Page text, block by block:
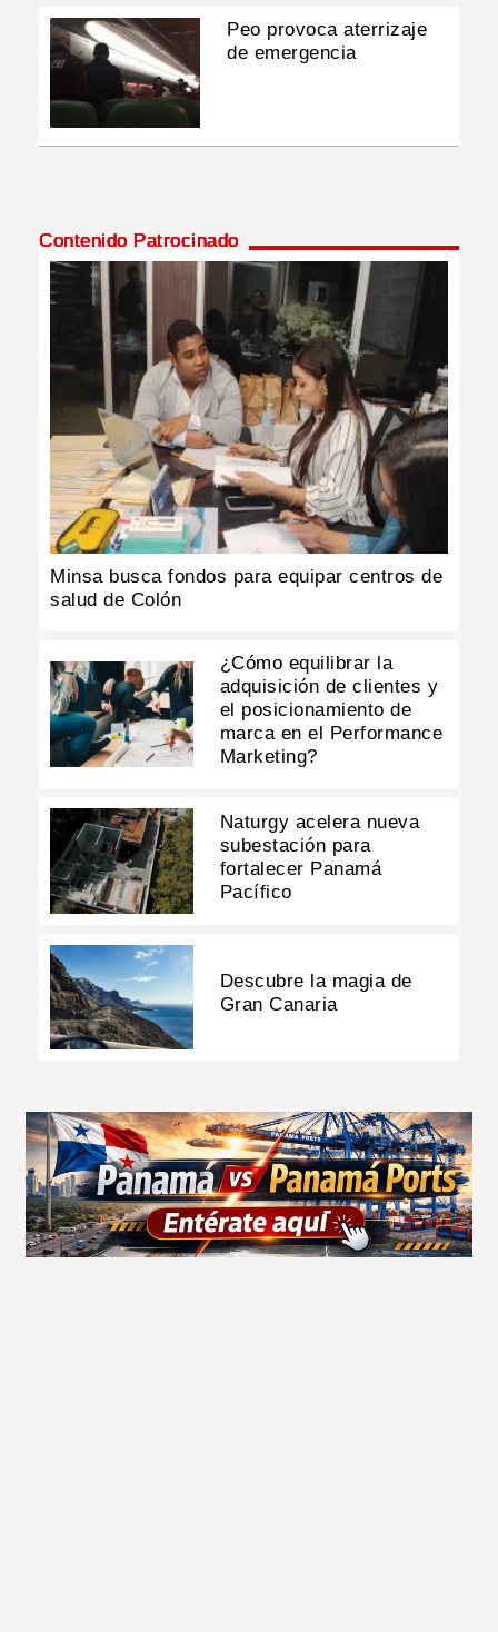
Peo provoca aterrizaje
de emergencia
Contenido Patrocinado
Minsa busca fondos para equipar centros de
salud de Colón
¿Cómo equilibrar la
adquisición de clientes y
el posicionamiento de
marca en el Performance
Marketing?
Naturgy acelera nueva
subestación para
fortalecer Panamá
Pacífico
Descubre la magia de
Gran Canaria